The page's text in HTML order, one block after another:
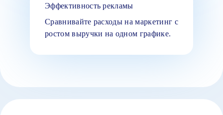
Эффективность рекламы
Сравнивайте расходы на маркетинг с
ростом выручки на одном графике.